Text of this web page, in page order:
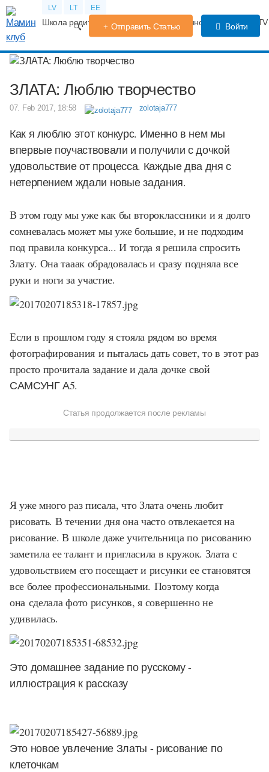
LV LT EE
Школа родителей Календарь беременности Форум
Отправить Статью Войти
ЗЛАТА: Люблю творчество
07. Feb 2017, 18:58 zolotaja777
Как я люблю этот конкурс. Именно в нем мы
впервые поучаствовали и получили с дочкой
удовольствие от процесса. Каждые два дня с
нетерпением ждали новые задания.
В этом году мы уже как бы второклассники и я долго
сомневалась может мы уже большие, и не подходим
под правила конкурса... И тогда я решила спросить
Злату. Она тааак обрадовалась и сразу подняла все
руки и ноги за участие.
Если в прошлом году я стояла рядом во время
фотографирования и пыталась дать совет, то в этот раз
просто прочитала задание и дала дочке свой
САМСУНГ А5.
Статья продолжается после рекламы
Я уже много раз писала, что Злата очень любит
рисовать. В течении дня она часто отвлекается на
рисование. В школе даже учительница по рисованию
заметила ее талант и пригласила в кружок. Злата с
удовольствием его посещает и рисунки ее становятся
все более профессиональными. Поэтому когда
она сделала фото рисунков, я совершенно не
удивилась.
Это домашнее задание по русскому -
иллюстрация к рассказу
Это новое увлечение Златы - рисование по
клеточкам